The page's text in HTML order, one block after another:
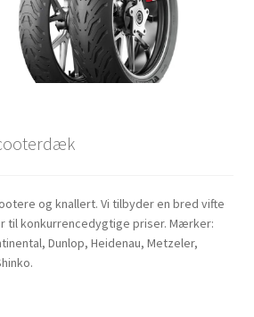
og knallert. Vi tilbyder en bred vifte
til konkurrencedygtige priser. Mærker:
Dunlop, Heidenau, Metzeler,